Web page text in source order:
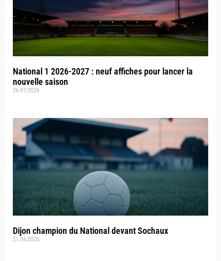
National 1 2026-2027 : neuf affiches pour lancer la
nouvelle saison
26.07.2026
Dijon champion du National devant Sochaux
21.06.2026